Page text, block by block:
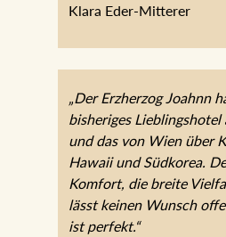
Klara Eder-Mitterer
„Der Erzherzog Joahnn
bisheriges Lieblingshotel
und das von Wien über
Hawaii und Südkorea.
Komfort, die breite
lässt keinen Wunsch
ist perfekt.“